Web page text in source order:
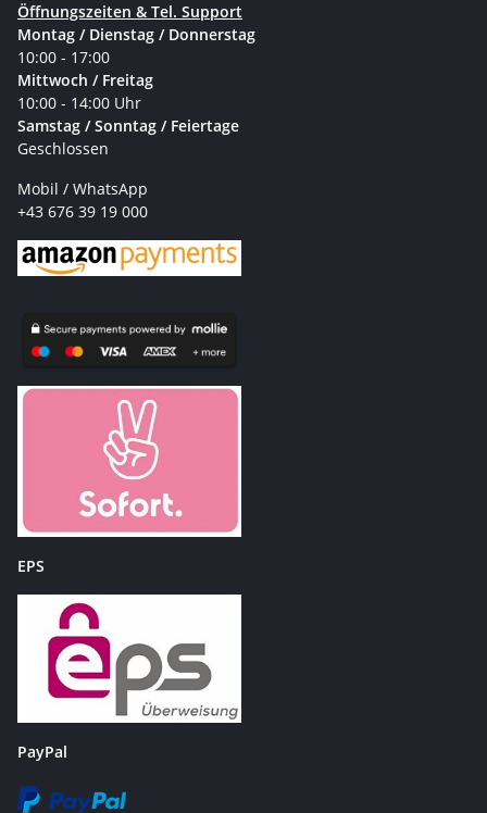
Öffnungszeiten & Tel. Support
Montag / Dienstag / Donnerstag
10:00 - 17:00
Mittwoch / Freitag
10:00 - 14:00 Uhr
Samstag / Sonntag / Feiertage
Geschlossen
Mobil / WhatsApp
+43 676 39 19 000
EPS
PayPal